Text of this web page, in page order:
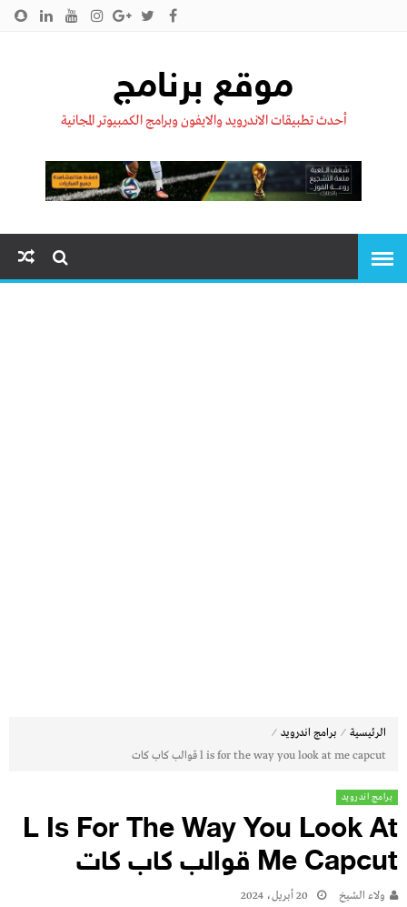
موقع برنامج
أحدث تطبيقات الاندرويد والايفون وبرامج الكمبيوتر المجانية
الرئيسية ⁄ برامج اندرويد ⁄
l is for the way you look at me capcut قوالب كاب كات
برامج اندرويد
L Is For The Way You Look At
Me Capcut قوالب كاب كات
ولاء الشيخ 20 أبريل، 2024